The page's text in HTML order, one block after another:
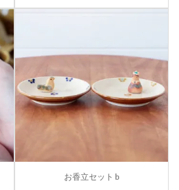
お香立セット b